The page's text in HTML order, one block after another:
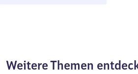
Weitere Themen